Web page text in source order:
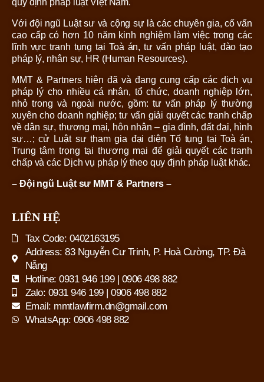
Với đội ngũ Luật sư và cộng sự là các chuyên gia, cố vấn
cao cấp có hơn 10 năm kinh nghiệm làm việc trong các
lĩnh vực tranh tụng tại Toà án, tư vấn pháp luật, đào tạo
pháp lý, nhân sự, HR (Human Resources).
MMT & Partners hiện đã và đang cung cấp các dịch vụ
pháp lý cho nhiều cá nhân, tổ chức, doanh nghiệp lớn,
nhỏ trong và ngoài nước, gồm: tư vấn pháp lý thường
xuyên cho doanh nghiệp; tư vấn giải quyết các tranh chấp
về dân sự, thương mại, hôn nhân – gia đình, đất đai, hình
sự…; cử Luật sư tham gia đại diện Tố tụng tại Toà án,
Trung tâm trọng tại thương mại để giải quyết các tranh
chấp và các Dịch vụ pháp lý theo quy định pháp luật khác.
– Đội ngũ Luật sư MMT & Partners –
LIÊN HỆ
Tax Code: 0402163195
Address: 83 Nguyễn Cư Trinh, P. Hoà Cường, TP. Đà
Nẵng
Hotline: 0931 946 199 | 0906 498 882
Zalo: 0931 946 199 | 0906 498 882
Email: mmtlawfirm.dn@gmail.com
WhatsApp: 0906 498 882